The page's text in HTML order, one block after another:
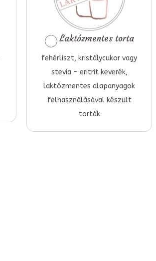
Laktózmentes torta
fehérliszt, kristálycukor vagy
stevia - eritrit keverék,
laktózmentes alapanyagok
felhasználásával készült
torták